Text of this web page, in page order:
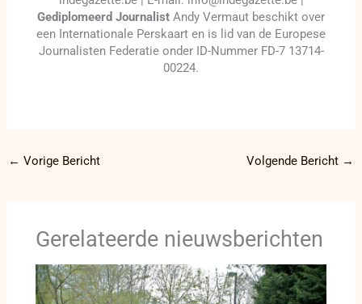
Gediplomeerd Journalist Andy Vermaut beschikt over
een Internationale Perskaart en is lid van de Europese
Journalisten Federatie onder ID-Nummer FD-7 13714-
00224.
← Vorige Bericht Volgende Bericht →
Gerelateerde nieuwsberichten